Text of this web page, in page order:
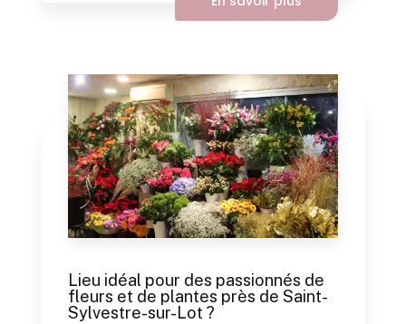
Lieu idéal pour des passionnés de
fleurs et de plantes près de Saint-
Sylvestre-sur-Lot ?